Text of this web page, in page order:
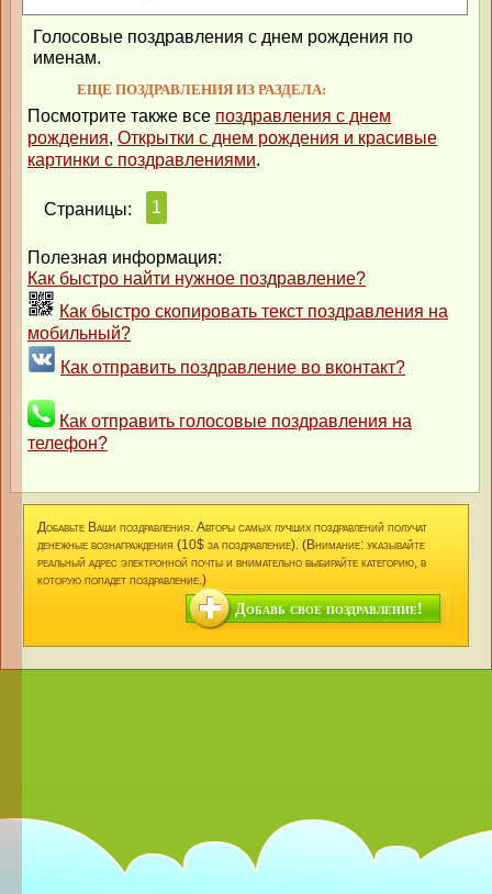
Голосовые поздравления с днем рождения по
именам.
ЕЩЕ ПОЗДРАВЛЕНИЯ ИЗ РАЗДЕЛА:
Посмотрите также все поздравления с днем
рождения, Открытки с днем рождения и красивые
картинки с поздравлениями.
Страницы: 1
Полезная информация:
Как быстро найти нужное поздравление?
Как быстро скопировать текст поздравления на
мобильный?
Как отправить поздравление во вконтакт?
Как отправить голосовые поздравления на
телефон?
Добавьте Ваши поздравления. Авторы самых лучших поздравлений получат
денежные вознаграждения (10$ за поздравление). (Внимание: указывайте
реальный адрес электронной почты и внимательно выбирайте категорию, в
которую попадет поздравление.)
Добавь свое поздравление!